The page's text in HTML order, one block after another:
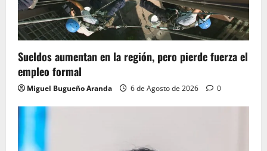
Sueldos aumentan en la región, pero pierde fuerza el
empleo formal
Miguel Bugueño Aranda 6 de Agosto de 2026 0